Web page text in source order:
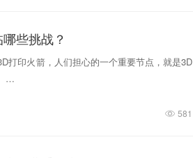
些挑战？
打印火箭，人们担心的一个重要节点，就是3D
…
581